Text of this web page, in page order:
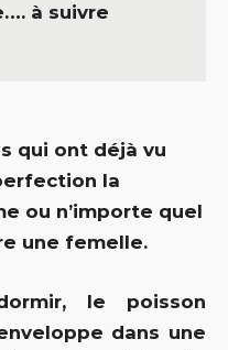
à suivre
qui ont déjà vu
la
ou n’importe quel
une femelle.
le poisson
dans une